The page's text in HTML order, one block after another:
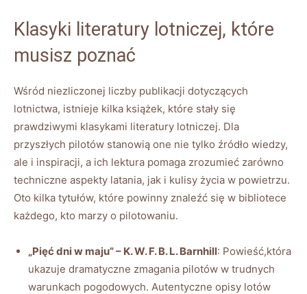
Klasyki literatury ⁢lotniczej, które
musisz poznać
Wśród⁢ niezliczonej ⁣liczby ⁣publikacji dotyczących
‍lotnictwa, istnieje‌ kilka książek, które stały się
prawdziwymi klasykami literatury lotniczej. Dla
⁤przyszłych pilotów stanowią​ one nie tylko⁣ źródło ⁤wiedzy,
‍ale i inspiracji, a ich lektura pomaga zrozumieć ⁣zarówno ​
techniczne⁣ aspekty latania, jak ⁤i⁢ kulisy życia w powietrzu.
Oto kilka tytułów, które powinny znaleźć się⁢ w bibliotece‌
każdego, kto ‍marzy o pilotowaniu.
„Pięć dni ⁢w maju” – K. W. F.‍ B. L. Barnhill: Powieść,która
ukazuje dramatyczne zmagania pilotów w trudnych
warunkach pogodowych.⁢ Autentyczne⁢ opisy lotów